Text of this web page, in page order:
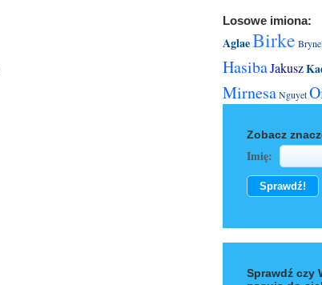
Losowe imiona:
AglaeBirke
HasibaJakusz
MirnesaNguyet
Zobacz
Imię:
Sprawdź czy